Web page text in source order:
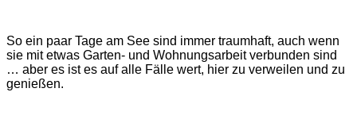
So ein paar Tage am See sind immer traumhaft, auch wenn
sie mit etwas Garten- und Wohnungsarbeit verbunden sind
… aber es ist es auf alle Fälle wert, hier zu verweilen und zu
genießen.